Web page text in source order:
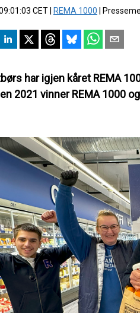
CET REMA 1000
har igjen kåret REMA
2021 vinner REMA 1000